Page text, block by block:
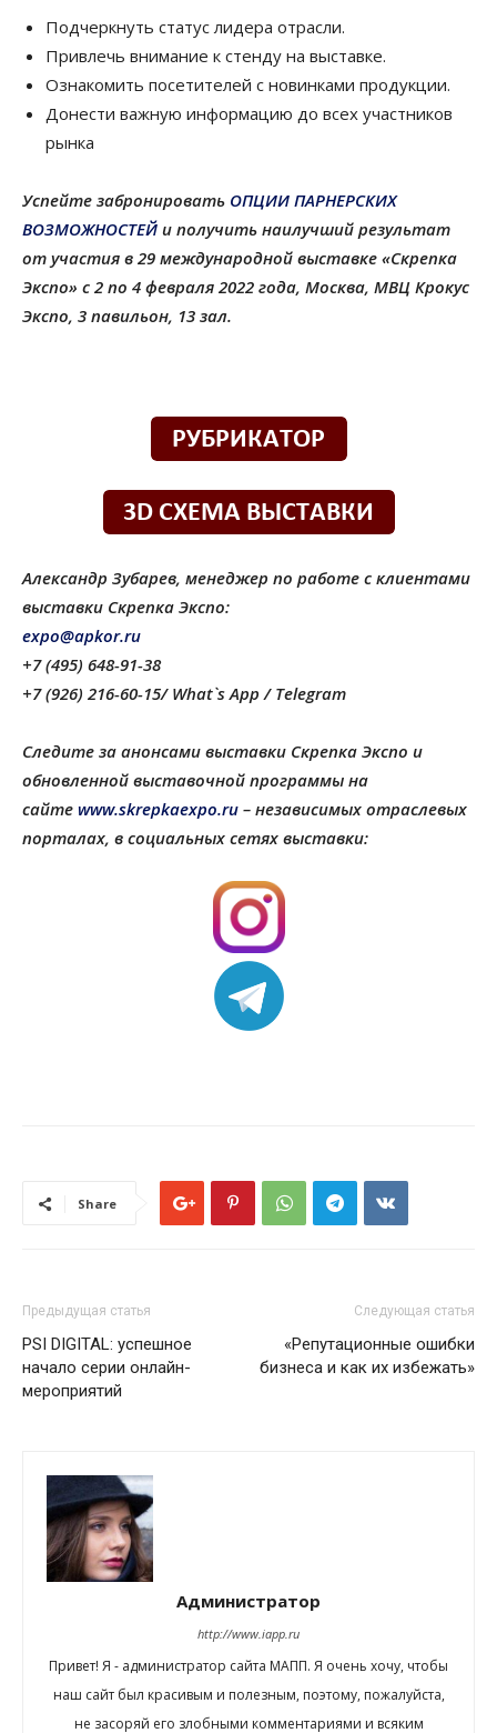
Подчеркнуть статус лидера отрасли.
Привлечь внимание к стенду на выставке.
Ознакомить посетителей с новинками продукции.
Донести важную информацию до всех участников
рынка
Успейте забронировать ОПЦИИ ПАРНЕРСКИХ
ВОЗМОЖНОСТЕЙ и получить наилучший результат
от участия в 29 международной выставке «Скрепка
Экспо» с 2 по 4 февраля 2022 года, Москва, МВЦ Крокус
Экспо, 3 павильон, 13 зал.
Александр Зубарев, менеджер по работе с клиентами
выставки Скрепка Экспо:
expo@apkor.ru
+7 (495) 648-91-38
+7 (926) 216-60-15/ What`s App / Telegram
Следите за анонсами выставки Скрепка Экспо и
обновленной выставочной программы на
сайте www.skrepkaexpo.ru – независимых отраслевых
порталах, в социальных сетях выставки:
Share
Предыдущая статья
PSI DIGITAL: успешное
начало серии онлайн-
мероприятий
Следующая статья
«Репутационные ошибки
бизнеса и как их избежать»
Администратор
http://www.iapp.ru
Привет! Я - администратор сайта МАПП. Я очень хочу, чтобы
наш сайт был красивым и полезным, поэтому, пожалуйста,
не засоряй его злобными комментариями и всяким